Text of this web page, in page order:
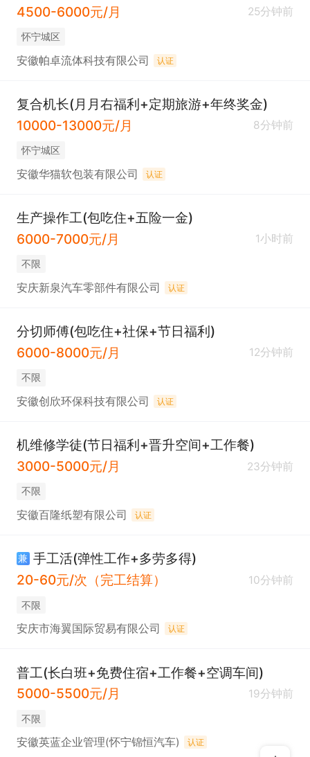
4500-6000元/月
25分钟前
怀宁城区
安徽帕卓流体科技有限公司 认证
复合机长(月月右福利+定期旅游+年终奖金)
10000-13000元/月
8分钟前
怀宁城区
安徽华猫软包装有限公司 认证
生产操作工(包吃住+五险一金)
6000-7000元/月
1小时前
不限
安庆新泉汽车零部件有限公司 认证
分切师傅(包吃住+社保+节日福利)
6000-8000元/月
12分钟前
不限
安徽创欣环保科技有限公司 认证
机维修学徒(节日福利+晋升空间+工作餐)
3000-5000元/月
23分钟前
不限
安徽百隆纸塑有限公司 认证
兼 手工活(弹性工作+多劳多得)
20-60元/次（完工结算）
10分钟前
不限
安庆市海翼国际贸易有限公司 认证
普工(长白班+免费住宿+工作餐+空调车间)
5000-5500元/月
19分钟前
不限
安徽英蓝企业管理(怀宁锦恒汽车) 认证